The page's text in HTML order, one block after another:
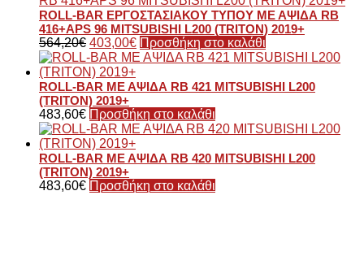
ROLL-BAR ΕΡΓΟΣΤΑΣΙΑΚΟΥ ΤΥΠΟΥ ΜΕ ΑΨΙΔΑ RB
416+APS 96 MITSUBISHI L200 (TRITON) 2019+
564,20€ 403,00€ Προσθήκη στο καλάθι
ROLL-BAR ΜΕ ΑΨΙΔΑ RB 421 MITSUBISHI L200
(TRITON) 2019+
483,60€ Προσθήκη στο καλάθι
ROLL-BAR ΜΕ ΑΨΙΔΑ RB 420 MITSUBISHI L200
(TRITON) 2019+
483,60€ Προσθήκη στο καλάθι